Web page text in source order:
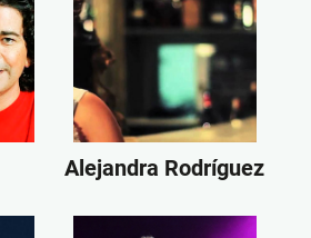
Alejandra Rodríguez